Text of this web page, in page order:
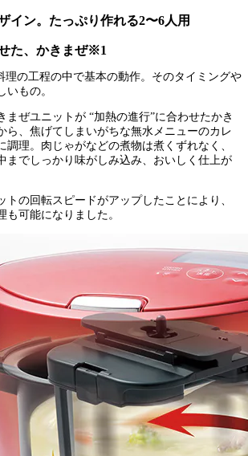
イン。たっぷり作れる2〜6人用
た、かきまぜ※1
理の工程の中で基本の動作。そのタイミングや
いもの。
まぜユニットが “加熱の進行”に合わせたかき
ら、焦げてしまいがちな無水メニューのカレ
調理。肉じゃがなどの煮物は煮くずれなく、
までしっかり味がしみ込み、おいしく仕上が
トの回転スピードがアップしたことにより、
可能になりました。